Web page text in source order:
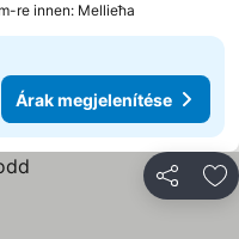
re innen: Mellieħa
Árak megjelenítése